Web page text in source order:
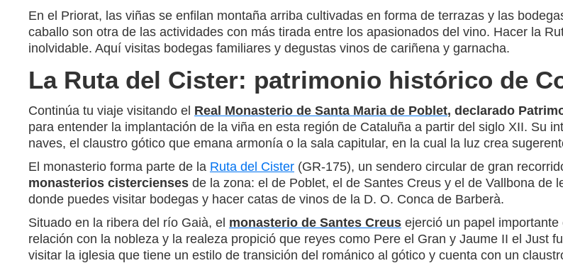
En el Priorat, las viñas se enfilan montaña arriba cultivadas en forma de terrazas y las
caballo son otra de las actividades con más tirada entre los apasionados del vino. Hacer la
inolvidable. Aquí visitas bodegas familiares y degustas vinos de cariñena y garnacha.
La Ruta del Cister: patrimonio histórico de
Continúa tu viaje visitando el Real Monasterio de Santa Maria de Poblet, declarado
para entender la implantación de la viña en esta región de Cataluña a partir del siglo XII. Su
naves, el claustro gótico que emana armonía o la sala capitular, en la cual la luz crea
El monasterio forma parte de la Ruta del Cister (GR-175), un sendero circular de gran
monasterios cistercienses de la zona: el de Poblet, el de Santes Creus y el de Vallbona de
donde puedes visitar bodegas y hacer catas de vinos de la D. O. Conca de Barberà.
Situado en la ribera del río Gaià, el monasterio de Santes Creus ejerció un papel
relación con la nobleza y la realeza propició que reyes como Pere el Gran y Jaume II el Just
visitar la iglesia que tiene un estilo de transición del románico al gótico y cuenta con un